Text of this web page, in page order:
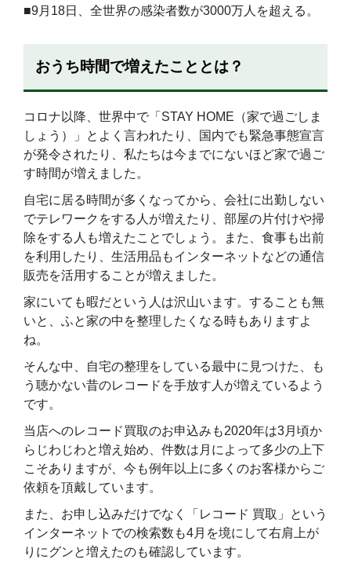
■9月18日、全世界の感染者数が3000万人を超える。
おうち時間で増えたこととは？
コロナ以降、世界中で「STAY HOME（家で過ごしま
しょう）」とよく言われたり、国内でも緊急事態宣言
が発令されたり、私たちは今までにないほど家で過ご
す時間が増えました。
自宅に居る時間が多くなってから、会社に出勤しない
でテレワークをする人が増えたり、部屋の片付けや掃
除をする人も増えたことでしょう。また、食事も出前
を利用したり、生活用品もインターネットなどの通信
販売を活用することが増えました。
家にいても暇だという人は沢山います。することも無
いと、ふと家の中を整理したくなる時もありますよ
ね。
そんな中、自宅の整理をしている最中に見つけた、も
う聴かない昔のレコードを手放す人が増えているよう
です。
当店へのレコード買取のお申込みも2020年は3月頃か
らじわじわと増え始め、件数は月によって多少の上下
こそありますが、今も例年以上に多くのお客様からご
依頼を頂戴しています。
また、お申し込みだけでなく「レコード 買取」という
インターネットでの検索数も4月を境にして右肩上が
りにグンと増えたのも確認しています。